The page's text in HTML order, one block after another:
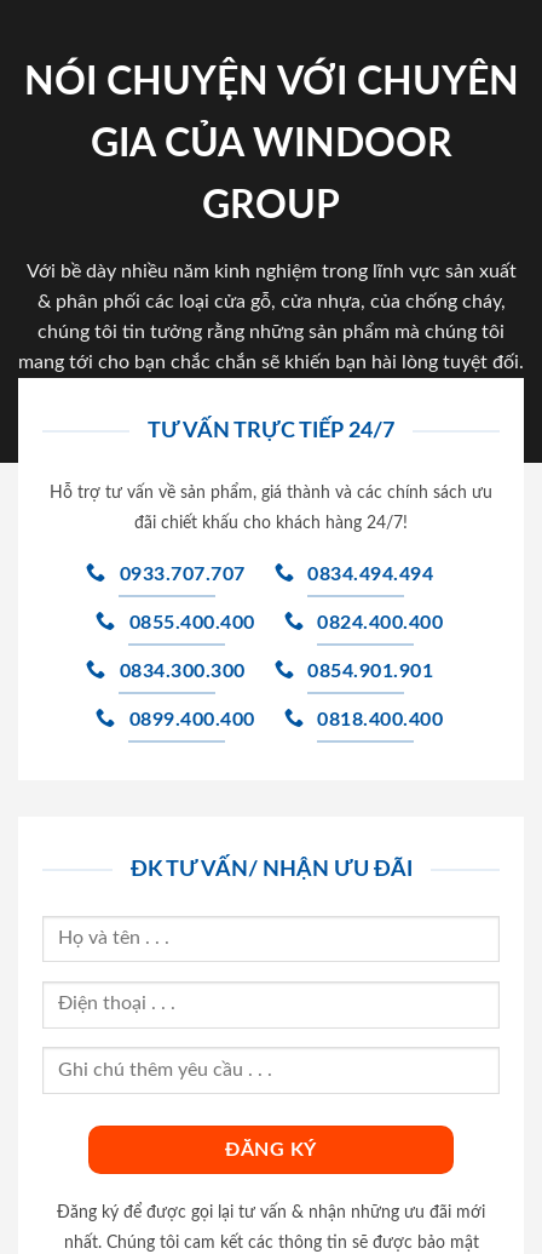
NÓI CHUYỆN VỚI CHUYÊN
GIA CỦA WINDOOR
GROUP
Với bề dày nhiều năm kinh nghiệm trong lĩnh vực sản xuất
& phân phối các loại cửa gỗ, cửa nhựa, của chống cháy,
chúng tôi tin tưởng rằng những sản phẩm mà chúng tôi
mang tới cho bạn chắc chắn sẽ khiến bạn hài lòng tuyệt đối.
TƯ VẤN TRỰC TIẾP 24/7
Hỗ trợ tư vấn về sản phẩm, giá thành và các chính sách ưu
đãi chiết khấu cho khách hàng 24/7!
0933.707.707 0834.494.494
0855.400.400 0824.400.400
0834.300.300 0854.901.901
0899.400.400 0818.400.400
ĐK TƯ VẤN/ NHẬN ƯU ĐÃI
Đăng ký để được gọi lại tư vấn & nhận những ưu đãi mới
nhất. Chúng tôi cam kết các thông tin sẽ được bảo mật